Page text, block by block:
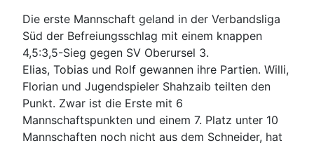
Die erste Mannschaft geland in der Verbandsliga
Süd der Befreiungsschlag mit einem knappen
4,5:3,5-Sieg gegen SV Oberursel 3.
Elias, Tobias und Rolf gewannen ihre Partien. Willi,
Florian und Jugendspieler Shahzaib teilten den
Punkt. Zwar ist die Erste mit 6
Mannschaftspunkten und einem 7. Platz unter 10
Mannschaften noch nicht aus dem Schneider, hat